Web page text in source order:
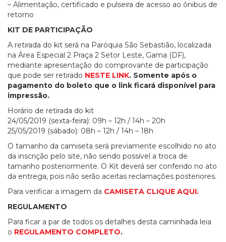
– Alimentação, certificado e pulseira de acesso ao ônibus de
retorno
KIT DE PARTICIPAÇÃO
A retirada do kit será na Paróquia São Sebastião, localizada
na Área Especial 2 Praça 2 Setor Leste, Gama (DF),
mediante apresentação do comprovante de participação
que pode ser retirado NESTE LINK. Somente após o
pagamento do boleto que o link ficará disponível para
impressão.
Horário de retirada do kit
24/05/2019 (sexta-feira): 09h – 12h / 14h – 20h
25/05/2019 (sábado): 08h – 12h / 14h – 18h
O tamanho da camiseta será previamente escolhido no ato
da inscrição pelo site, não sendo possível a troca de
tamanho posteriormente. O Kit deverá ser conferido no ato
da entrega, pois não serão aceitas reclamações posteriores.
Para verificar a imagem da CAMISETA CLIQUE AQUI.
REGULAMENTO
Para ficar a par de todos os detalhes desta caminhada leia
o REGULAMENTO COMPLETO.